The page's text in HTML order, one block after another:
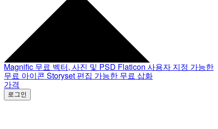
Magnific 무료 벡터, 사진 및 PSD Flaticon 사용자 지정 가능한
무료 아이콘 Storyset 편집 가능한 무료 삽화
가격
로그인